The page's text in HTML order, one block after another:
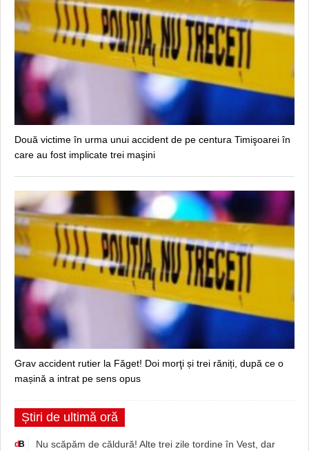
Două victime în urma unui accident de pe centura Timişoarei în
care au fost implicate trei maşini
Grav accident rutier la Făget! Doi morţi și trei răniți, după ce o
mașină a intrat pe sens opus
Știri de ultimă oră
d B
Nu scăpăm de căldură! Alte trei zile tordine în Vest, dar